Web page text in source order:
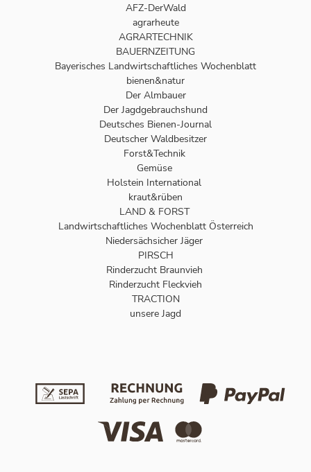
AFZ-DerWald
agrarheute
AGRARTECHNIK
BAUERNZEITUNG
Bayerisches Landwirtschaftliches Wochenblatt
bienen&natur
Der Almbauer
Der Jagdgebrauchshund
Deutsches Bienen-Journal
Deutscher Waldbesitzer
Forst&Technik
Gemüse
Holstein International
kraut&rüben
LAND & FORST
Landwirtschaftliches Wochenblatt Österreich
Niedersächsicher Jäger
PIRSCH
Rinderzucht Braunvieh
Rinderzucht Fleckvieh
TRACTION
unsere Jagd